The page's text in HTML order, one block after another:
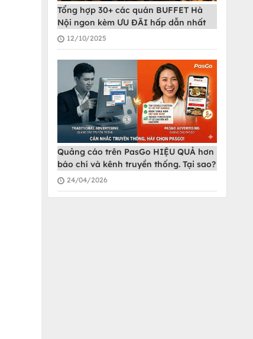
Tổng hợp 30+ các quán BUFFET Hà
Nội ngon kèm ƯU ĐÃI hấp dẫn nhất
12/10/2025
Quảng cáo trên PasGo HIỆU QUẢ hơn
báo chí và kênh truyền thống. Tại sao?
24/04/2026